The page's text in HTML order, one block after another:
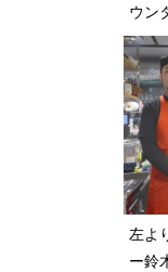
ウン
左よ
ー鈴